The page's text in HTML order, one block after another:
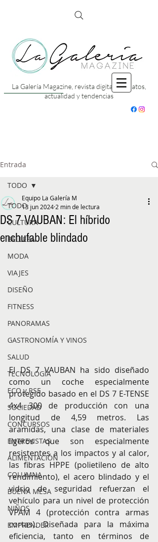
La Galería Magazine, revista digital con datos,
actualidad y tendencias
Entrada
TODO
CULTURA
BELLEZA
MODA
VIAJES
DISEÑO
FITNESS
PANORAMAS
GASTRONOMÍA Y VINOS
SALUD
TECNOLOGÍA
ECO y RSE
SOCIEDAD
CONCURSOS
ENTREVISTAS
ALIMENTACIÓN
COLUMNA
BUENA MESA
NIÑOS
EMPRENDER
TODO
DS 7 VAUBAN: El híbrido
enchufable blindado
Equipo La Galería M
13 jun 2024 2 min de lectura
El DS 7 VAUBAN ha sido diseñado
como un coche especialmente
protegido basado en el DS 7 E-TENSE
4x4 300 de producción con una
longitud de 4,59 metros. Las
aramidas, una clase de materiales
ligeros que son especialmente
resistentes a los impactos y al calor,
las fibras HPPE (polietileno de alto
rendimiento), el acero blindado y el
vidrio de seguridad refuerzan el
vehículo para un nivel de protección
VPAM 4 (protección contra armas
cortas). Diseñada para la máxima
eficiencia, tanto en términos de